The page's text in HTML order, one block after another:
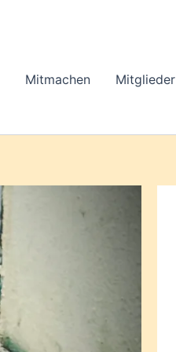
Mitmachen Mitglieder